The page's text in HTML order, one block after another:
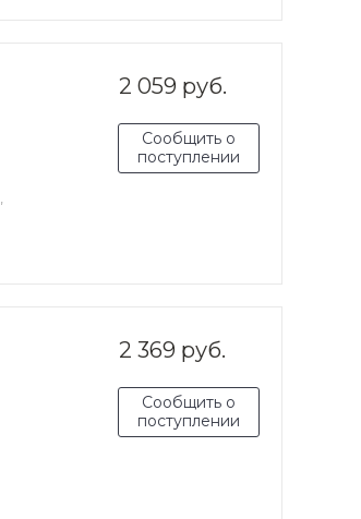
2 059 руб.
Сообщить о
поступлении
2 369 руб.
Сообщить о
поступлении